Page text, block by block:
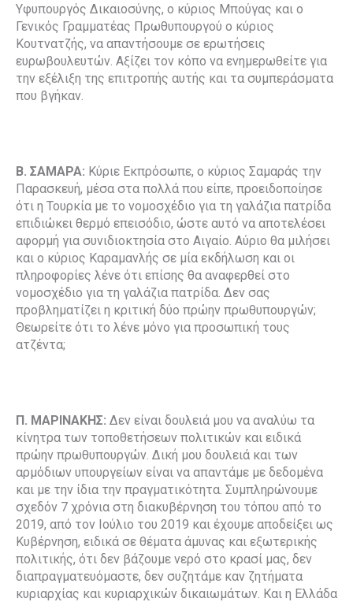
Υφυπουργός Δικαιοσύνης, ο κύριος Μπούγας και ο
Γενικός Γραμματέας Πρωθυπουργού ο κύριος
Κουτνατζής, να απαντήσουμε σε ερωτήσεις
ευρωβουλευτών. Αξίζει τον κόπο να ενημερωθείτε για
την εξέλιξη της επιτροπής αυτής και τα συμπεράσματα
που βγήκαν.
Β. ΣΑΜΑΡΑ: Κύριε Εκπρόσωπε, ο κύριος Σαμαράς την
Παρασκευή, μέσα στα πολλά που είπε, προειδοποίησε
ότι η Τουρκία με το νομοσχέδιο για τη γαλάζια πατρίδα
επιδιώκει θερμό επεισόδιο, ώστε αυτό να αποτελέσει
αφορμή για συνιδιοκτησία στο Αιγαίο. Αύριο θα μιλήσει
και ο κύριος Καραμανλής σε μία εκδήλωση και οι
πληροφορίες λένε ότι επίσης θα αναφερθεί στο
νομοσχέδιο για τη γαλάζια πατρίδα. Δεν σας
προβληματίζει η κριτική δύο πρώην πρωθυπουργών;
Θεωρείτε ότι το λένε μόνο για προσωπική τους
ατζέντα;
Π. ΜΑΡΙΝΑΚΗΣ: Δεν είναι δουλειά μου να αναλύω τα
κίνητρα των τοποθετήσεων πολιτικών και ειδικά
πρώην πρωθυπουργών. Δική μου δουλειά και των
αρμόδιων υπουργείων είναι να απαντάμε με δεδομένα
και με την ίδια την πραγματικότητα. Συμπληρώνουμε
σχεδόν 7 χρόνια στη διακυβέρνηση του τόπου από το
2019, από τον Ιούλιο του 2019 και έχουμε αποδείξει ως
Κυβέρνηση, ειδικά σε θέματα άμυνας και εξωτερικής
πολιτικής, ότι δεν βάζουμε νερό στο κρασί μας, δεν
διαπραγματευόμαστε, δεν συζητάμε καν ζητήματα
κυριαρχίας και κυριαρχικών δικαιωμάτων. Και η Ελλάδα